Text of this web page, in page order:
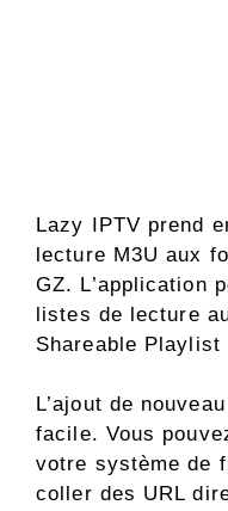
Lazy IPTV prend
lecture M3U aux
GZ. L’application
listes de lecture
Shareable Playlist
L’ajout de
facile. Vous
votre système de
coller des URL